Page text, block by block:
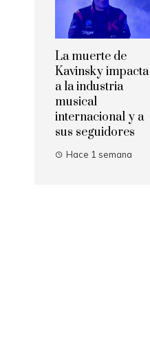
La muerte de
Kavinsky impacta
a la industria
musical
internacional y a
sus seguidores
Hace 1 semana